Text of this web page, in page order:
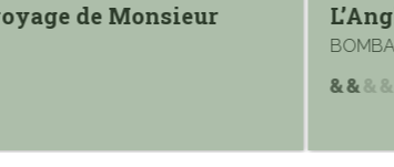
de Monsieur